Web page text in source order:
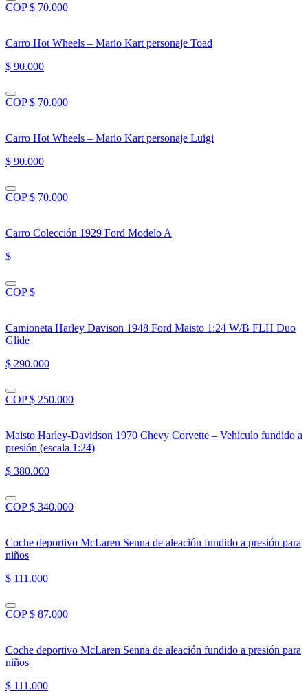
COP $ 70.000
Carro Hot Wheels – Mario Kart personaje Toad
$ 90.000
COP $ 70.000
Carro Hot Wheels – Mario Kart personaje Luigi
$ 90.000
COP $ 70.000
Carro Colección 1929 Ford Modelo A
$
COP $
Camioneta Harley Davison 1948 Ford Maisto 1:24 W/B FLH Duo
Glide
$ 290.000
COP $ 250.000
Maisto Harley-Davidson 1970 Chevy Corvette – Vehículo fundido a
presión (escala 1:24)
$ 380.000
COP $ 340.000
Coche deportivo McLaren Senna de aleación fundido a presión para
niños
$ 111.000
COP $ 87.000
Coche deportivo McLaren Senna de aleación fundido a presión para
niños
$ 111.000